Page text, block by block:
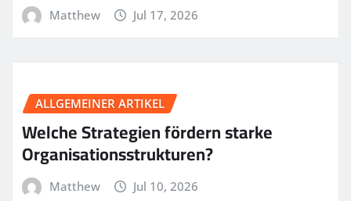
Matthew Jul 17, 2026
ALLGEMEINER ARTIKEL
Welche Strategien fördern starke
Organisationsstrukturen?
Matthew Jul 10, 2026